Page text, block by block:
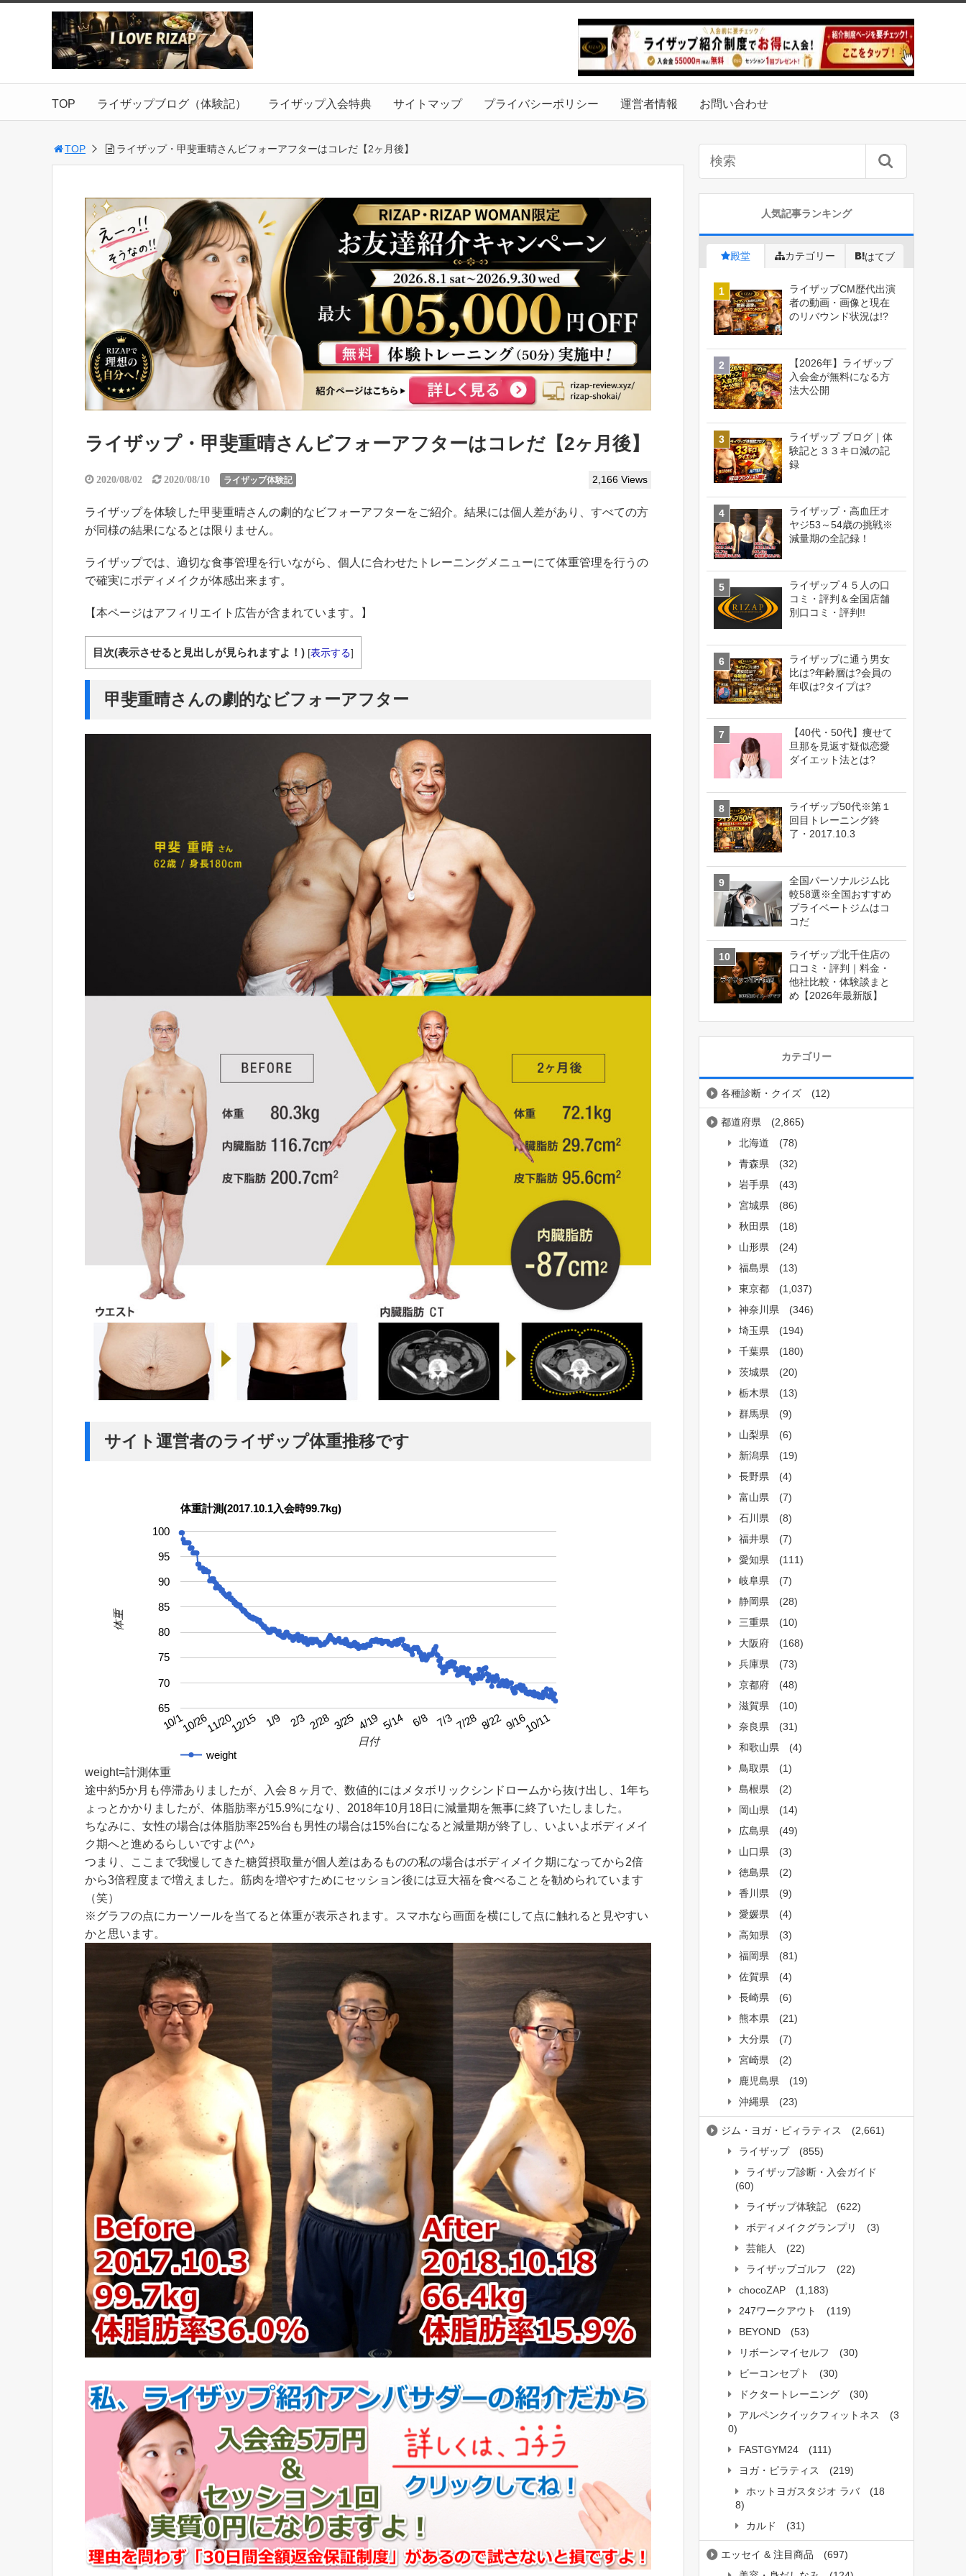
TOP ライザップブログ（体験記） ライザップ入会特典 サイトマップ プライバシーポリシー 運営者情報 お問い合わせ
TOP ライザップ・甲斐重晴さんビフォーアフターはコレだ【2ヶ月後】
ライザップ・甲斐重晴さんビフォーアフターはコレだ【2ヶ月後】
2020/08/02 2020/08/10 ライザップ体験記 2,166 Views
ライザップを体験した甲斐重晴さんの劇的なビフォーアフターをご紹介。結果には個人差があり、すべての方
が同様の結果になるとは限りません。
ライザップでは、適切な食事管理を行いながら、個人に合わせたトレーニングメニューにて体重管理を行うの
で確実にボディメイクが体感出来ます。
【本ページはアフィリエイト広告が含まれています。】
目次(表示させると見出しが見られますよ！) [表示する]
甲斐重晴さんの劇的なビフォーアフター
サイト運営者のライザップ体重推移です
体重計測(2017.10.1入会時99.7kg)
weight
10/110/2611/2012/15 1/9 2/3 2/28 3/25 4/19 5/14 6/8 7/3 7/28 8/22 9/1610/11
65
70
75
80
85
90
95
100
日付
体重
weight=計測体重
途中約5か月も停滞ありましたが、入会８ヶ月で、数値的にはメタボリックシンドロームから抜け出し、1年ち
ょっとかかりましたが、体脂肪率が15.9%になり、2018年10月18日に減量期を無事に終了いたしました。
ちなみに、女性の場合は体脂肪率25%台も男性の場合は15%台になると減量期が終了し、いよいよボディメイ
ク期へと進めるらしいですよ(^^♪
つまり、ここまで我慢してきた糖質摂取量が個人差はあるものの私の場合はボディメイク期になってから2倍
から3倍程度まで増えました。筋肉を増やすためにセッション後には豆大福を食べることを勧められています
（笑）
※グラフの点にカーソールを当てると体重が表示されます。スマホなら画面を横にして点に触れると見やすい
かと思います。
人気記事ランキング
殿堂 カテゴリー はてブ
ライザップCM歴代出演
者の動画・画像と現在
のリバウンド状況は!?
【2026年】ライザップ
入会金が無料になる方
法大公開
ライザップ ブログ｜体
験記と３３キロ減の記
録
ライザップ・高血圧オ
ヤジ53～54歳の挑戦※
減量期の全記録！
ライザップ４５人の口
コミ・評判＆全国店舗
別口コミ・評判!!
ライザップに通う男女
比は?年齢層は?会員の
年収は?タイプは?
【40代・50代】痩せて
旦那を見返す疑似恋愛
ダイエット法とは?
ライザップ50代※第１
回目トレーニング終
了・2017.10.3
全国パーソナルジム比
較58選※全国おすすめ
プライベートジムはコ
コだ
ライザップ北千住店の
口コミ・評判｜料金・
他社比較・体験談まと
め【2026年最新版】
カテゴリー
各種診断・クイズ (12)
都道府県
(2,865)
北海道
(78)
青森県
(32)
岩手県
(43)
宮城県
(86)
秋田県
(18)
山形県
(24)
福島県
(13)
東京都
(1,037)
神奈川県
(346)
埼玉県
(194)
千葉県
(180)
茨城県
(20)
栃木県
(13)
群馬県
(9)
山梨県
(6)
新潟県
(19)
長野県
(4)
富山県
(7)
石川県
(8)
福井県
(7)
愛知県
(111)
岐阜県
(7)
静岡県
(28)
三重県
(10)
大阪府
(168)
兵庫県
(73)
京都府
(48)
滋賀県
(10)
奈良県
(31)
和歌山県
(4)
鳥取県
(1)
島根県
(2)
岡山県
(14)
広島県
(49)
山口県
(3)
徳島県
(2)
香川県
(9)
愛媛県
(4)
高知県
(3)
福岡県
(81)
佐賀県
(4)
長崎県
(6)
熊本県
(21)
大分県
(7)
宮崎県
(2)
鹿児島県
(19)
沖縄県
(23)
ジム・ヨガ・ピィラティス
(2,661)
ライザップ
(855)
ライザップ診断・入会ガイド
(60)
ライザップ体験記
(622)
ボディメイクグランプリ
(3)
芸能人
(22)
ライザップゴルフ
(22)
chocoZAP
(1,183)
247ワークアウト
(119)
BEYOND
(53)
リボーンマイセルフ
(30)
ビーコンセプト
(30)
ドクタートレーニング
(30)
アルペンクイックフィットネス
(3
0)
FASTGYM24
(111)
ヨガ・ピラティス
(219)
ホットヨガスタジオ ラバ
(18
8)
カルド
(31)
エッセイ & 注目商品
(697)